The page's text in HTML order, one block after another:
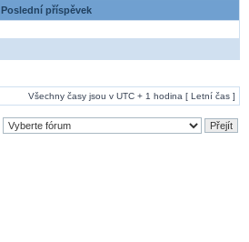
Poslední příspěvek
Všechny časy jsou v UTC + 1 hodina [ Letní čas ]